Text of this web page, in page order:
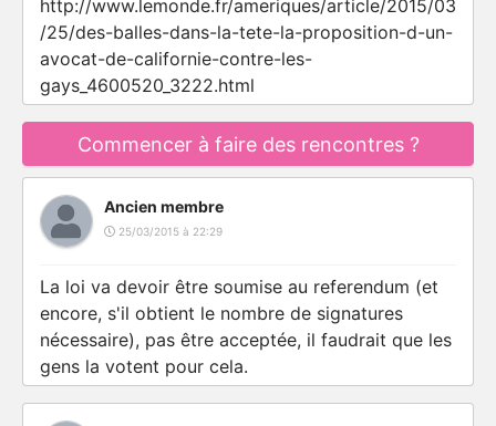
http://www.lemonde.fr/ameriques/article/2015/03
/25/des-balles-dans-la-tete-la-proposition-d-un-
avocat-de-californie-contre-les-
gays_4600520_3222.html
Commencer à faire des rencontres ?
Ancien membre
25/03/2015 à 22:29
La loi va devoir être soumise au referendum (et
encore, s'il obtient le nombre de signatures
nécessaire), pas être acceptée, il faudrait que les
gens la votent pour cela.